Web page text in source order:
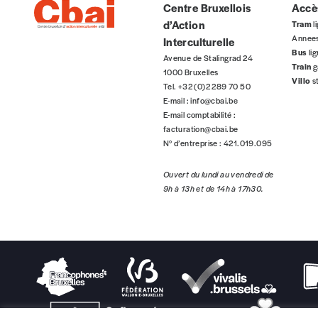
Je souhaite recevoir une facture
Centre Bruxellois
d’Action
Interculturelle
Avenue de Stalingrad 24
1000 Bruxelles
Tel. +32 (0)2 289 70 50
E-mail :info@cbai.be
E-mail comptabilité :
facturation@cbai.be
N° d’entreprise : 421.019.095
Ouvert du lundi au vendredi de
9h à 13h et de 14h à 17h30.
Tram
Bus
Train
Villo